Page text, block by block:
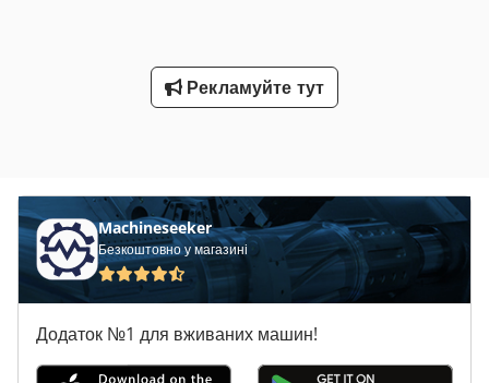
Рекламуйте тут
Machineseeker
Безкоштовно у магазині
Додаток №1 для вживаних машин!